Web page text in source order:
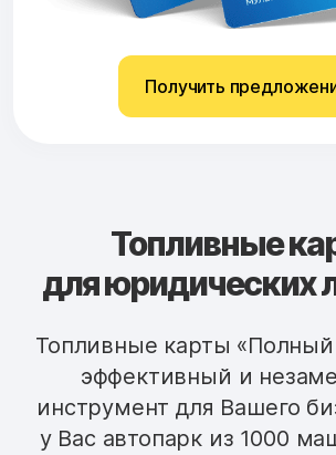
Получить
Топливные
для юридических
Топливные карты
эффективный и
инструмент для Вашего
у Вас автопарк из 1000